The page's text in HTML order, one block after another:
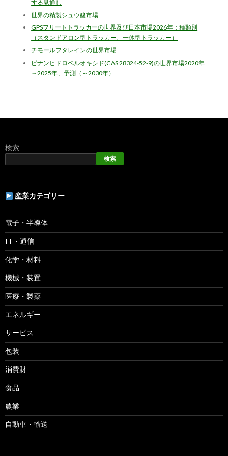
する見通し
世界の精製シュウ酸市場
GPSフリートトラッカーの世界及び日本市場2026年：種類別
（スタンドアロン型トラッカー、一体型トラッカー）
チモールフタレインの世界市場
ピナンヒドロペルオキシド(CAS 28324-52-9)の世界市場2020年
～2025年、予測（～2030年）
検索
検索
産業カテゴリー
電子・半導体
IT・通信
化学・材料
機械・装置
医療・製薬
エネルギー
サービス
包装
消費財
食品
農業
自動車・輸送